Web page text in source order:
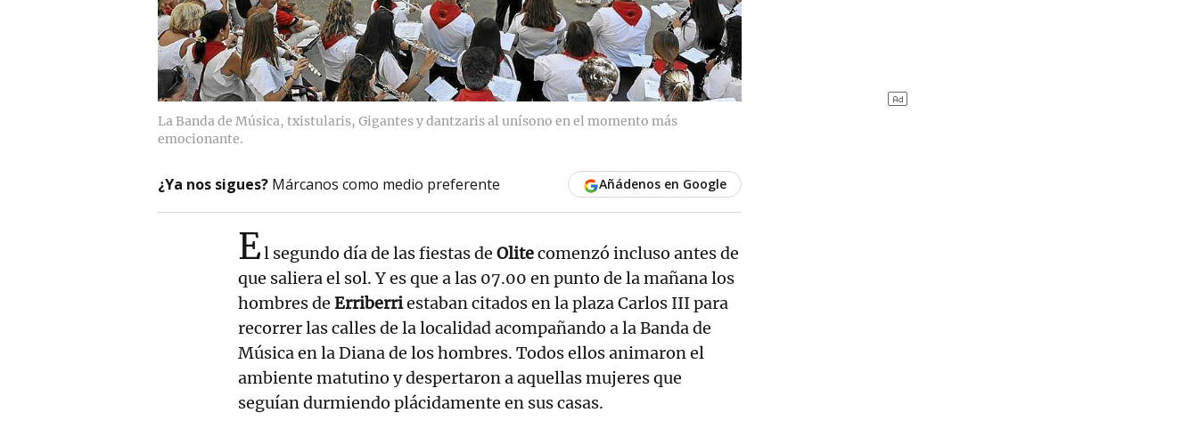
La Banda de Música, txistularis, Gigantes y dantzaris al unísono en el momento más
emocionante.
¿Ya nos sigues? Márcanos como medio preferente Añádenos en Google
El segundo día de las fiestas de Olitecomenzó incluso antes de
que saliera el sol. Y es que a las 07.00 en punto de la mañana los
hombres de Erriberriestaban citados en la plaza Carlos III para
recorrer las calles de la localidad acompañando a la Banda de
Música en la Diana de los hombres. Todos ellos animaron el
ambiente matutino y despertaron a aquellas mujeres que
seguían durmiendo plácidamente en sus casas.